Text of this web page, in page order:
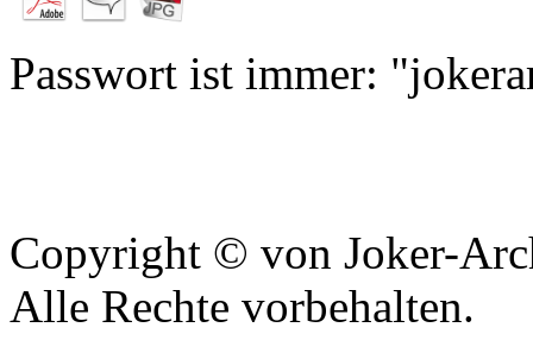
Passwort ist immer:
Copyright © von Joker-
Alle Rechte vorbehalten.